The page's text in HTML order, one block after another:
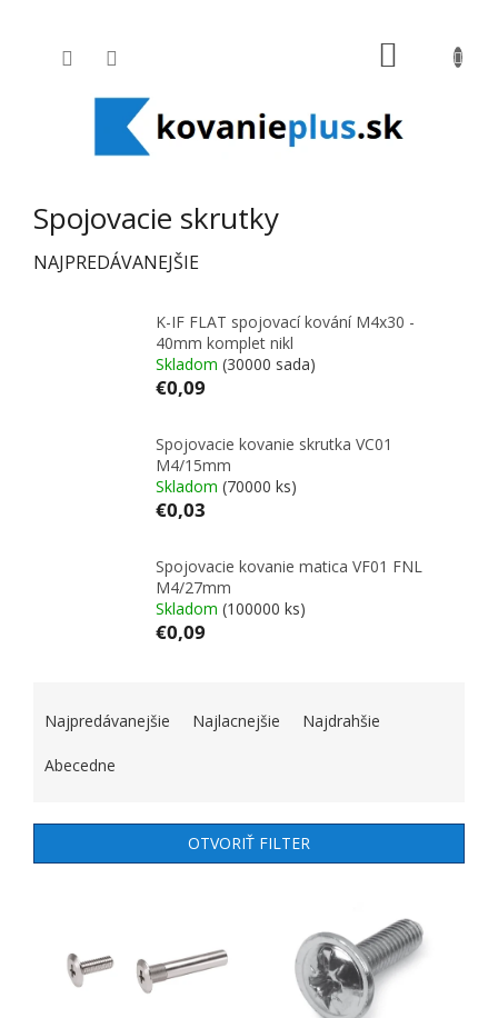
Spojovacie skrutky
NAJPREDÁVANEJŠIE
K-IF FLAT spojovací kování M4x30 -
40mm komplet nikl
Skladom (30000 sada)
€0,09
Spojovacie kovanie skrutka VC01
M4/15mm
Skladom (70000 ks)
€0,03
Spojovacie kovanie matica VF01 FNL
M4/27mm
Skladom (100000 ks)
€0,09
Najpredávanejšie Najlacnejšie Najdrahšie
Abecedne
OTVORIŤ FILTER